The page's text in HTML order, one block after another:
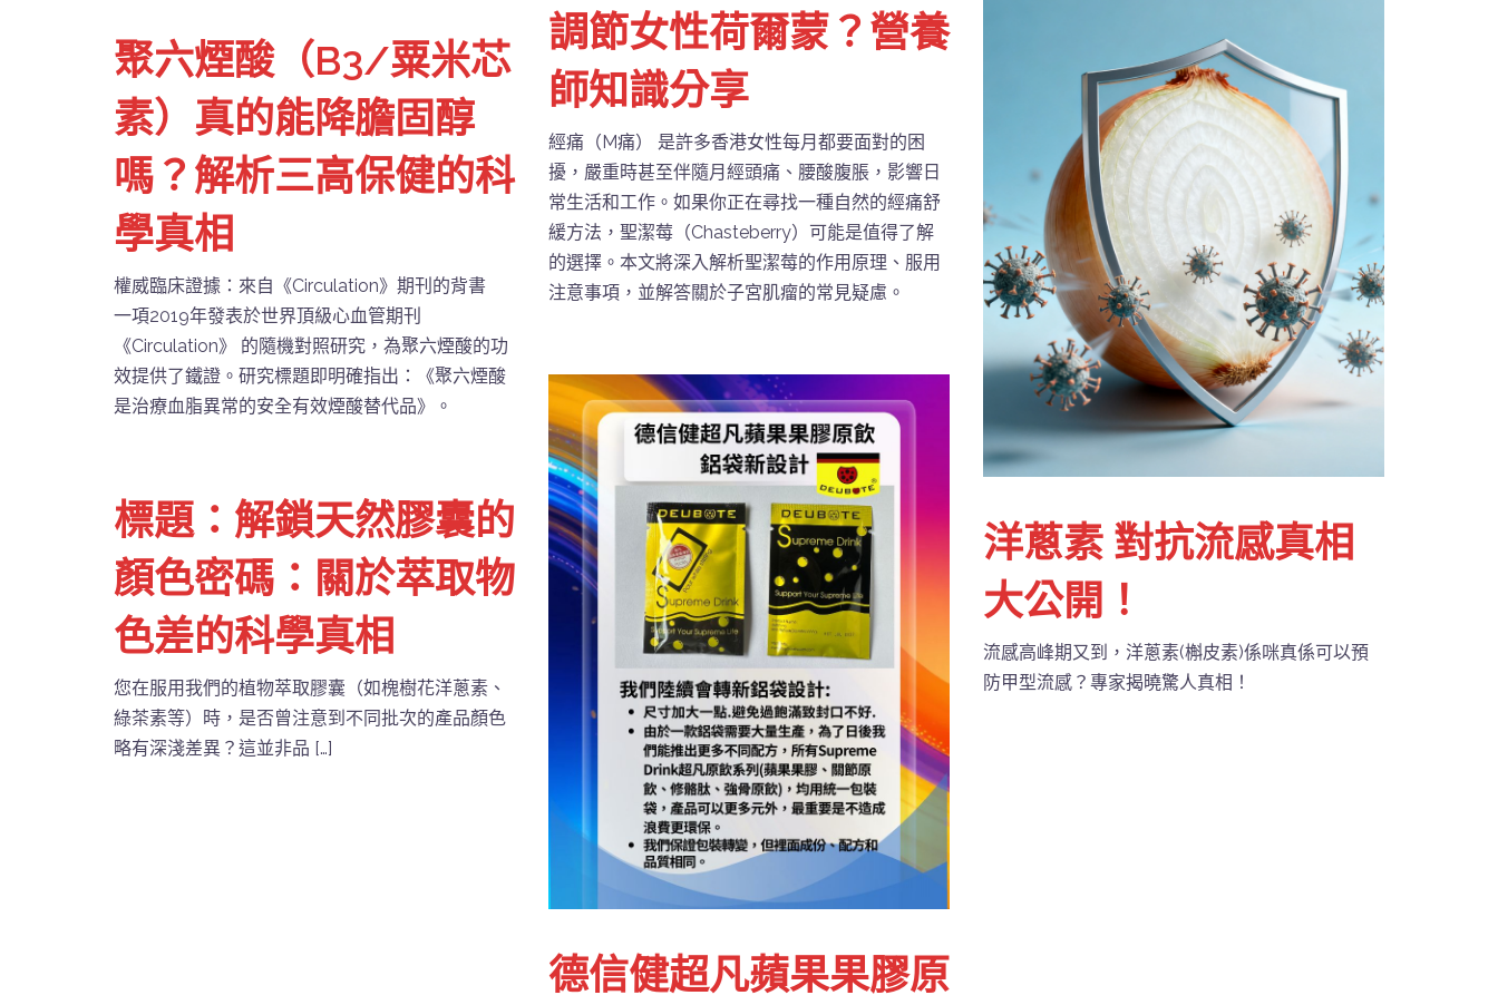
調節女性荷爾蒙？營養
師知識分享
經痛（M痛） 是許多香港女性每月都要面對的困
擾，嚴重時甚至伴隨月經頭痛、腰酸腹脹，影響日
常生活和工作。如果你正在尋找一種自然的經痛舒
緩方法，聖潔莓（Chasteberry）可能是值得了解
的選擇。本文將深入解析聖潔莓的作用原理、服用
注意事項，並解答關於子宮肌瘤的常見疑慮。
聚六煙酸（B3/粟米芯
素）真的能降膽固醇
嗎？解析三高保健的科
學真相
權威臨床證據：來自《Circulation》期刊的背書
一項2019年發表於世界頂級心血管期刊
《Circulation》 的隨機對照研究，為聚六煙酸的功
效提供了鐵證。研究標題即明確指出：《聚六煙酸
是治療血脂異常的安全有效煙酸替代品》。
洋蔥素 對抗流感真相
大公開！
流感高峰期又到，洋蔥素(槲皮素)係咪真係可以預
防甲型流感？專家揭曉驚人真相！
德信健超凡蘋果果膠原
標題：解鎖天然膠囊的
顏色密碼：關於萃取物
色差的科學真相
您在服用我們的植物萃取膠囊（如槐樹花洋蔥素、
綠茶素等）時，是否曾注意到不同批次的產品顏色
略有深淺差異？這並非品 […]